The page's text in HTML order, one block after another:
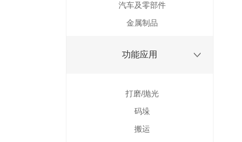
汽车及零部件
金属制品
功能应用
打磨/抛光
码垛
搬运